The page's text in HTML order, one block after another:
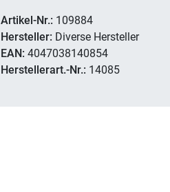
Artikel-Nr.: 109884
Hersteller: Diverse Hersteller
EAN: 4047038140854
Herstellerart.-Nr.: 14085